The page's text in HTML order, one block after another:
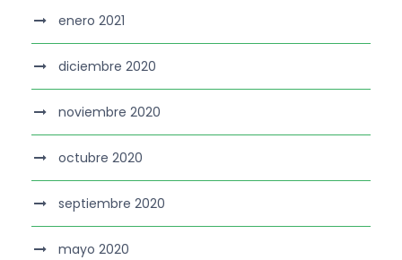
enero 2021
diciembre 2020
noviembre 2020
octubre 2020
septiembre 2020
mayo 2020